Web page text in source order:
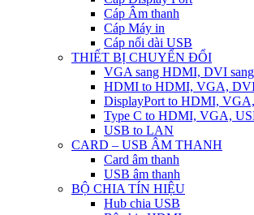
Cáp Âm thanh
Cáp Máy in
Cáp nối dài USB
THIẾT BỊ CHUYỂN ĐỔI
VGA sang HDMI, DVI
HDMI to HDMI, VGA,
DisplayPort to HDMI,
Type C to HDMI, VGA,
USB to LAN
CARD – USB ÂM THANH
Card âm thanh
USB âm thanh
BỘ CHIA TÍN HIỆU
Hub chia USB